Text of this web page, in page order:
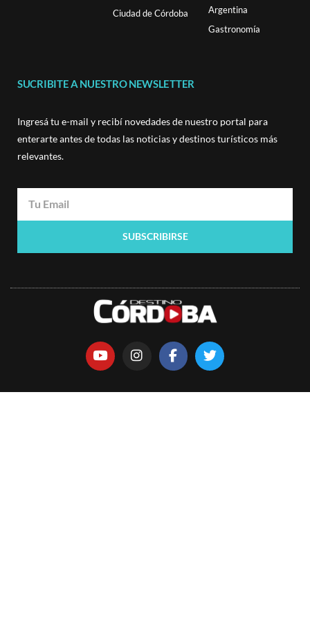
Ciudad de Córdoba
Argentina
Gastronomía
SUCRIBITE A NUESTRO NEWSLETTER
Ingresá tu e-mail y recibí novedades de nuestro portal para
enterarte antes de todas las noticias y destinos turísticos más
relevantes.
SUBSCRIBIRSE